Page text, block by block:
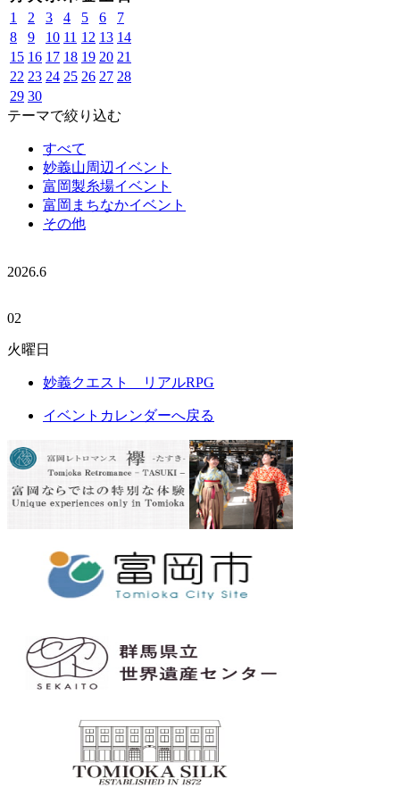
1
2 3 4 5 6
7
8
9 10 11 12 13 14
15 16 17 18 19 20 21
22 23 24 25 26 27 28
29 30
テーマで絞り込む
すべて
妙義山周辺イベント
富岡製糸場イベント
富岡まちなかイベント
その他
2026.6
02
火曜日
妙義クエスト リアルRPG
イベントカレンダーへ戻る